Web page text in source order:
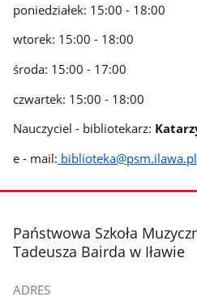
poniedziałek: 15:00 - 18:00
wtorek: 15:00 - 18:00
środa: 15:00 - 17:00
czwartek: 15:00 - 18:00
Nauczyciel - bibliotekarz:
e - mail: biblioteka@psm.ilawa.pl
stopka
Państwowa Szkoła
Tadeusza Bairda w Iławie
ADRES